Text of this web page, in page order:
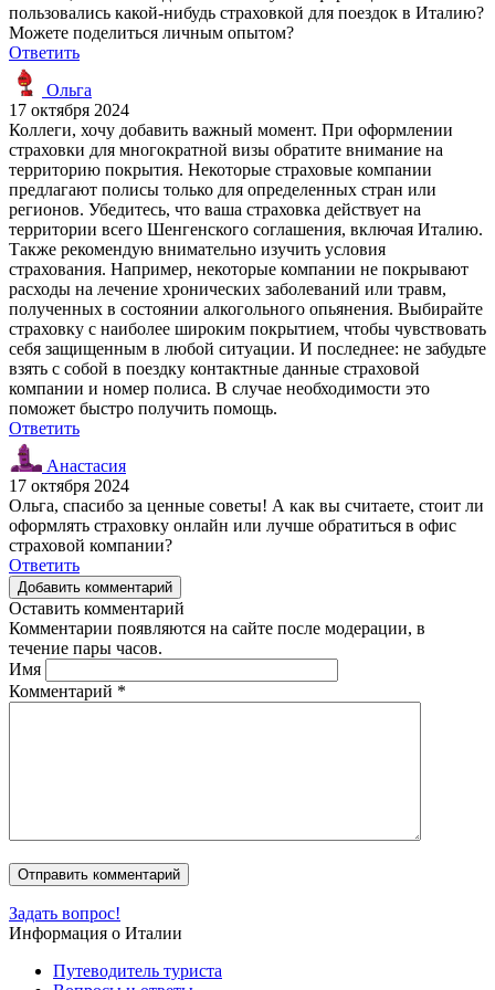
пользовались какой-нибудь страховкой для поездок в Италию?
Можете поделиться личным опытом?
Ответить
Ольга
17 октября 2024
Коллеги, хочу добавить важный момент. При оформлении
страховки для многократной визы обратите внимание на
территорию покрытия. Некоторые страховые компании
предлагают полисы только для определенных стран или
регионов. Убедитесь, что ваша страховка действует на
территории всего Шенгенского соглашения, включая Италию.
Также рекомендую внимательно изучить условия
страхования. Например, некоторые компании не покрывают
расходы на лечение хронических заболеваний или травм,
полученных в состоянии алкогольного опьянения. Выбирайте
страховку с наиболее широким покрытием, чтобы чувствовать
себя защищенным в любой ситуации. И последнее: не забудьте
взять с собой в поездку контактные данные страховой
компании и номер полиса. В случае необходимости это
поможет быстро получить помощь.
Ответить
Анастасия
17 октября 2024
Ольга, спасибо за ценные советы! А как вы считаете, стоит ли
оформлять страховку онлайн или лучше обратиться в офис
страховой компании?
Ответить
Добавить комментарий
Оставить комментарий
Комментарии появляются на сайте после модерации, в
течение пары часов.
Имя
Комментарий *
Задать вопрос!
Информация о Италии
Путеводитель туриста